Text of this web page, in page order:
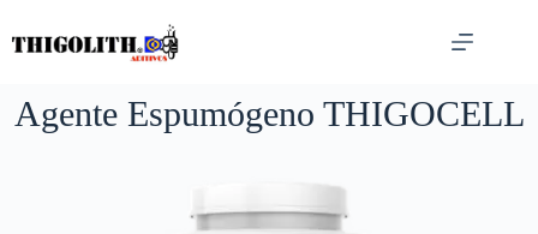
contenido
Agente Espumógeno THIGOCELL